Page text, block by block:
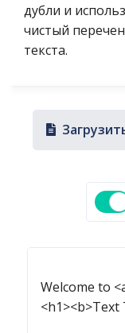
дубли и
чистый
текста.